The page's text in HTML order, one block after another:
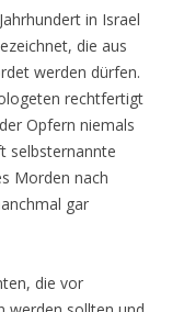
in Israel
die aus
werden dürfen.
rechtfertigt
Opfern niemals
selbsternannte
Morden nach
gar
die vor